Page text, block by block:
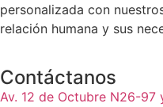
personalizada con
relación humana y sus
Contáctanos
Av. 12 de Octubre N26-97